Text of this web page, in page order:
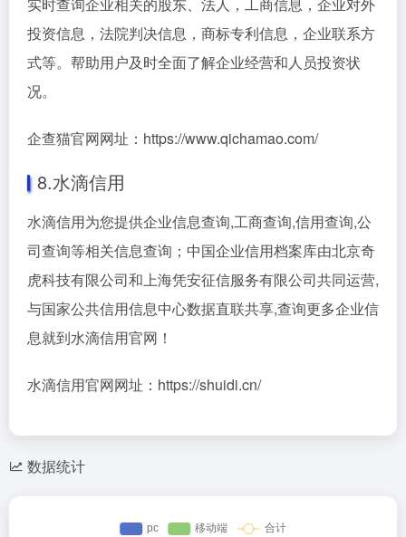
投资信息，法院判决信息，商标专利信息，企业联系方
式等。帮助用户及时全面了解企业经营和人员投资状
况。
企查猫官网网址：https://www.qichamao.com/
8.水滴信用
水滴信用为您提供企业信息查询,工商查询,信用查询,公
司查询等相关信息查询；中国企业信用档案库由北京奇
虎科技有限公司和上海凭安征信服务有限公司共同运营,
与国家公共信用信息中心数据直联共享,查询更多企业信
息就到水滴信用官网！
水滴信用官网网址：https://shuidi.cn/
数据统计